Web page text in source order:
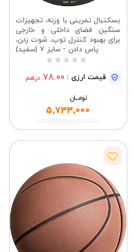
بسکتبال تمرینی با وزنه، تجهیزات
سنگین فضای داخلی و خارجی
برای بهبود کنترل توپ، شوت زدن،
پاس دادن - سایز 7 (سفید)
قیمت ارزی : 78.00 درهم
تومــــــان
5,733,000
مشاهده